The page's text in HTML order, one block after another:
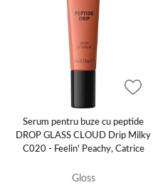
Serum pentru buze cu peptide
DROP GLASS CLOUD Drip Milky
C020 - Feelin' Peachy, Catrice
Gloss